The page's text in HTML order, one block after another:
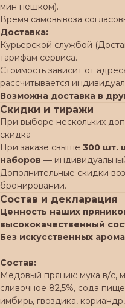
мин пешком).
Время самовывоза
Доставка:
Курьерской службой
тарифам сервиса.
Стоимость зависит от
рассчитывается
Возможна доставка в
Скидки и тиражи
При выборе нескольких
скидка
При заказе свыше 300 шт.
наборов —
Дополнительные скидки
бронировании.
Состав и декларация
Ценность наших
высококачественный
Без искусственных
Состав:
Медовый пряник: мука в/с,
сливочное 82,5%, сода
имбирь, гвоздика,